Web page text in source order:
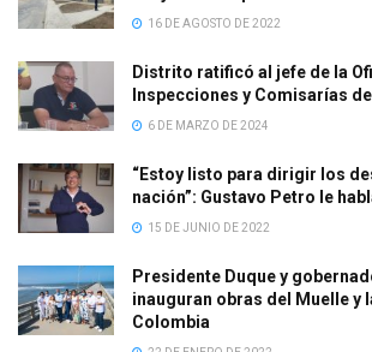
16 DE AGOSTO DE 2022
Distrito ratificó al jefe de la
Inspecciones y Comisarías
6 DE MARZO DE 2024
“Estoy listo para dirigir los
nación”: Gustavo Petro le
15 DE JUNIO DE 2022
Presidente Duque y
inauguran obras del Muelle y
Colombia